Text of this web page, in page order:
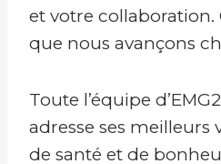
et votre collaboration.
que nous avançons
Toute l’équipe
adresse ses meilleurs
de santé et de